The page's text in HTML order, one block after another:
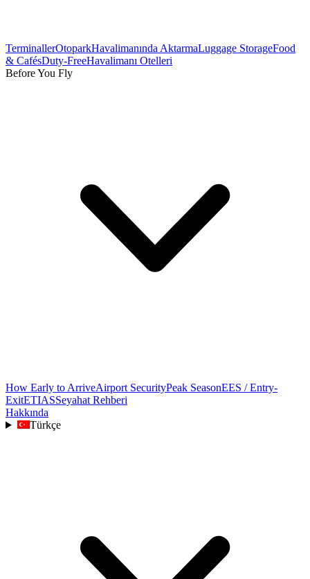
TerminallerOtoparkHavalimanında AktarmaLuggage StorageFood
& CafésDuty-FreeHavalimanı Otelleri
Before You Fly
How Early to ArriveAirport SecurityPeak SeasonEES / Entry-
ExitETIASSeyahat Rehberi
Hakkında
Türkçe